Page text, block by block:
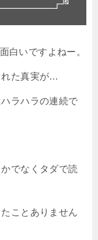
白いですよねー。
れた真実が…
ラハラの連続で
でなくタダで読
ことありません